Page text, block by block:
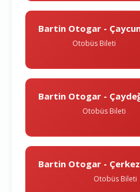
Bartin Otogar -
Otobüs Bileti
Bartin Otogar -
Otobüs Bileti
Bartin Otogar -
Otobüs Bileti